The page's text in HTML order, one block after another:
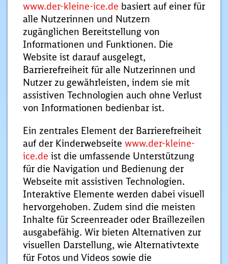
www.der-kleine-ice.de basiert auf einer für
alle Nutzerinnen und Nutzern
zugänglichen Bereitstellung von
Informationen und Funktionen. Die
Website ist darauf ausgelegt,
Barrierefreiheit für alle Nutzerinnen und
Nutzer zu gewährleisten, indem sie mit
assistiven Technologien auch ohne Verlust
von Informationen bedienbar ist.
Ein zentrales Element der Barrierefreiheit
auf der Kinderwebseite www.der-kleine-
ice.de ist die umfassende Unterstützung
für die Navigation und Bedienung der
Webseite mit assistiven Technologien.
Interaktive Elemente werden dabei visuell
hervorgehoben. Zudem sind die meisten
Inhalte für Screenreader oder Braillezeilen
ausgabefähig. Wir bieten Alternativen zur
visuellen Darstellung, wie Alternativtexte
für Fotos und Videos sowie die